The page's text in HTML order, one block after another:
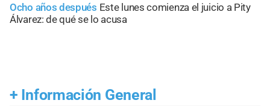
Ocho años después Este lunes comienza el juicio a Pity
Álvarez: de qué se lo acusa
+ Información General